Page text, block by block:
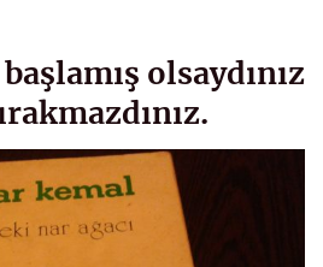
olsaydınız